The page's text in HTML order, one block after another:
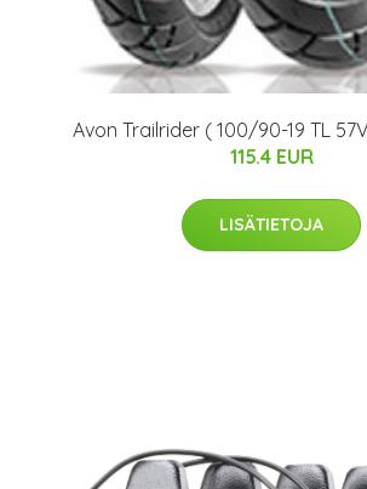
Avon Trailrider ( 100/90-19 TL
115.4 EUR
LISÄTIETOJA